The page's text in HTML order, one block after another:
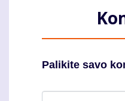
Palikite savo